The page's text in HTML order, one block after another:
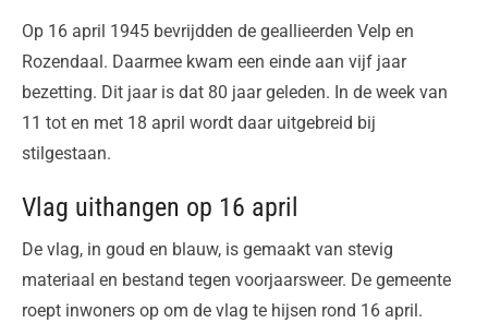
Op 16 april 1945 bevrijdden de geallieerden Velp en
Rozendaal. Daarmee kwam een einde aan vijf jaar
bezetting. Dit jaar is dat 80 jaar geleden. In de week van
11 tot en met 18 april wordt daar uitgebreid bij
stilgestaan.
Vlag uithangen op 16 april
De vlag, in goud en blauw, is gemaakt van stevig
materiaal en bestand tegen voorjaarsweer. De gemeente
roept inwoners op om de vlag te hijsen rond 16 april.